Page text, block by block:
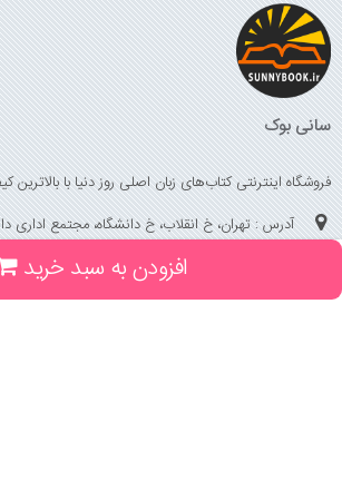
افزودن به سبد خرید
سانی بوک
فروشگاه اینترنتی کتاب‌های زبان اصلی روز دنیا با
آدرس : تهران، خ انقلاب، خ دانشگاه، مجتمع اداری دانشگاه،
تماس حاصل فرمایید)